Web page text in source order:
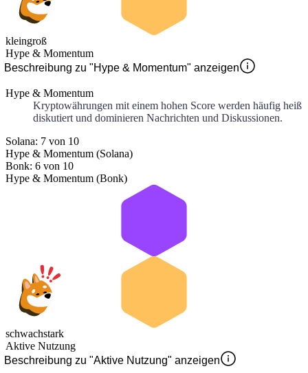
kleingroß
Hype & Momentum
Beschreibung zu "Hype & Momentum" anzeigen
Hype & Momentum
Kryptowährungen mit einem hohen Score werden häufig heiß
diskutiert und dominieren Nachrichten und Diskussionen.
Solana: 7 von 10
Hype & Momentum (Solana)
Bonk: 6 von 10
Hype & Momentum (Bonk)
schwachstark
Aktive Nutzung
Beschreibung zu "Aktive Nutzung" anzeigen